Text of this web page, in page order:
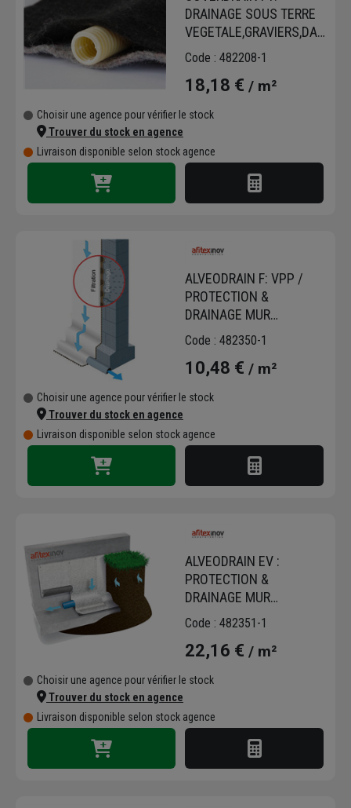
DRAINAGE SOUS TERRE
VEGETALE,GRAVIERS,DALLES
/ RL 97,5M2/50X1.95M
Code : 482208-1
18,18 € / m²
Choisir une agence pour vérifier le stock
Trouver du stock en agence
Livraison disponible selon stock agence
ALVEODRAIN F: VPP /
PROTECTION &
DRAINAGE MUR
ENTERRE/RL DE
55M2/50X1.1M. LE M2
Code : 482350-1
10,48 € / m²
Choisir une agence pour vérifier le stock
Trouver du stock en agence
Livraison disponible selon stock agence
ALVEODRAIN EV :
PROTECTION &
DRAINAGE MUR
ENTERRE/RL DE
55M2/50X1.1M. PRIX AU
M2
Code : 482351-1
22,16 € / m²
Choisir une agence pour vérifier le stock
Trouver du stock en agence
Livraison disponible selon stock agence